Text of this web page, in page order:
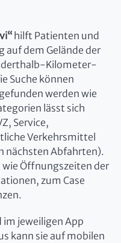
hilft Patienten und
auf dem Gelände der
Kilometer-
Suche können
werden wie
lässt sich
Service,
Verkehrsmittel
nächsten Abfahrten).
Öffnungszeiten der
zum Case
im jeweiligen App
kann sie auf mobilen